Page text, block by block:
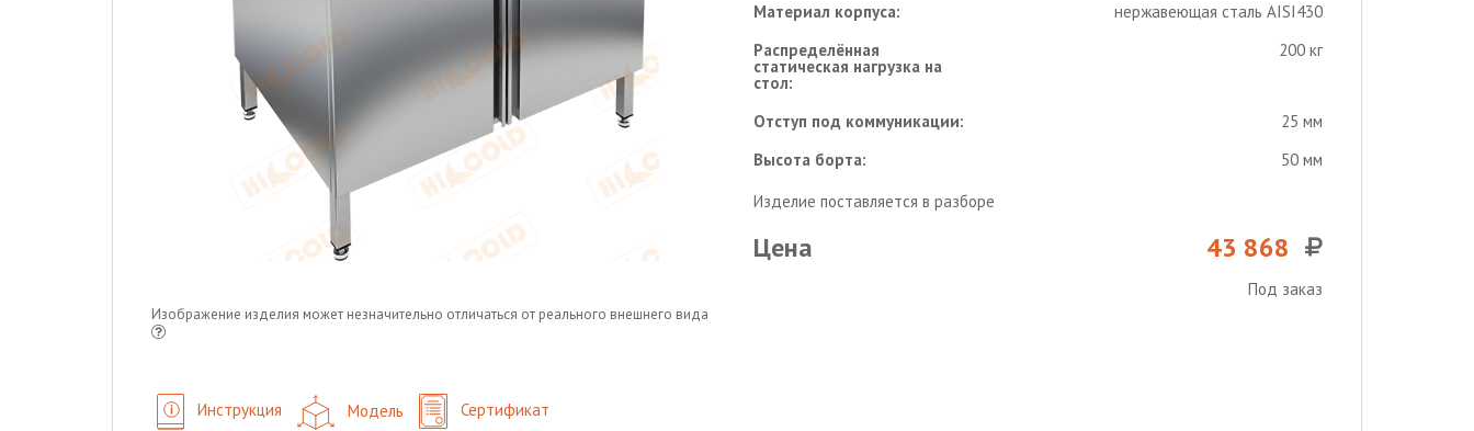
Изображение изделия может незначительно отличаться от реального внешнего вида
Инструкция Модель Сертификат
Материал корпуса:
нержавеющая сталь AISI430
Распределённая
статическая нагрузка на
стол:
200 кг
Отступ под коммуникации:
25 мм
Высота борта:
50 мм
Изделие поставляется в разборе
Цена 43 868
Под заказ